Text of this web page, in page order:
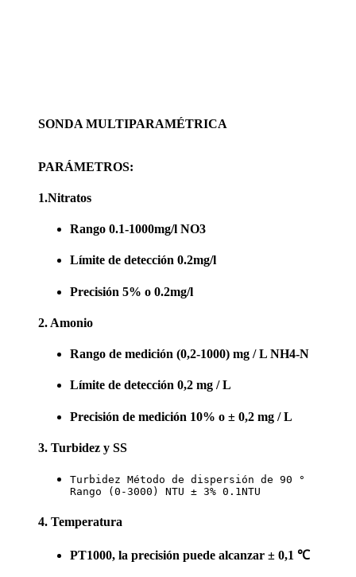
SONDA MULTIPARAMÉTRICA
PARÁMETROS:
1.Nitratos
Rango 0.1-1000mg/l NO3
Límite de detección 0.2mg/l
Precisión 5% o 0.2mg/l
2. Amonio
Rango de medición (0,2-1000) mg / L NH4-N
Límite de detección 0,2 mg / L
Precisión de medición 10% o ± 0,2 mg / L
3. Turbidez y SS
Turbidez Método de dispersión de 90 °
Rango (0-3000) NTU ± 3% 0.1NTU
4. Temperatura
PT1000, la precisión puede alcanzar ± 0,1 ℃